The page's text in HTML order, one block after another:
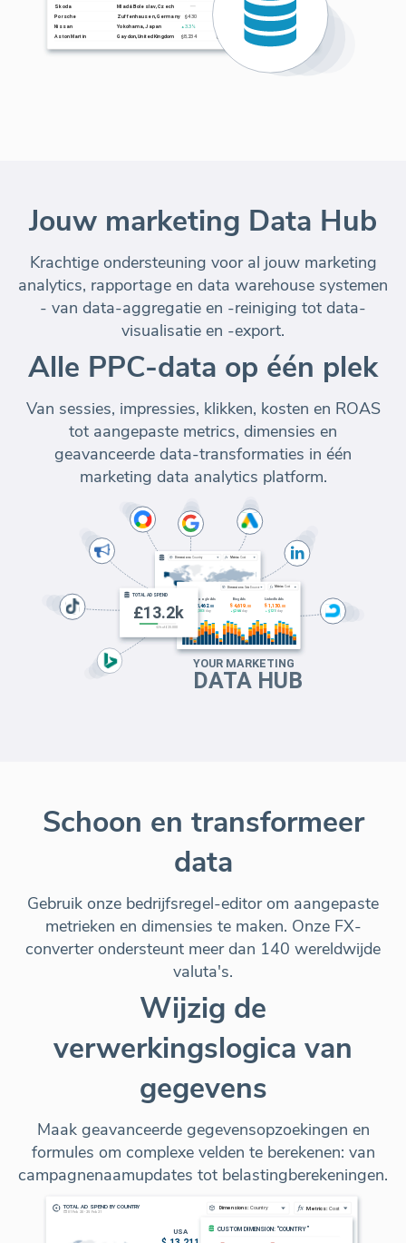
Jouw marketing Data Hub
Krachtige ondersteuning voor al jouw marketing
analytics, rapportage en data warehouse systemen
- van data-aggregatie en -reiniging tot data-
visualisatie en -export.
Alle PPC-data op één plek
Van sessies, impressies, klikken, kosten en ROAS
tot aangepaste metrics, dimensies en
geavanceerde data-transformaties in één
marketing data analytics platform.
Schoon en transformeer
data
Gebruik onze bedrijfsregel-editor om aangepaste
metrieken en dimensies te maken. Onze FX-
converter ondersteunt meer dan 140 wereldwijde
valuta's.
Wijzig de
verwerkingslogica van
gegevens
Maak geavanceerde gegevensopzoekingen en
formules om complexe velden te berekenen: van
campagnenaamupdates tot belastingberekeningen.